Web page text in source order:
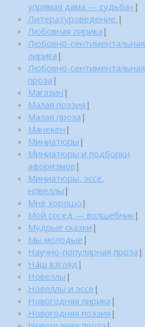
упрямая дама — судьба» |
Литературоведение. |
Любовная лирика |
Любовно-сентиментальная
лирика |
Любовно-сентиментальная
проза |
Магазин |
Малая поэзия |
Малая проза |
Манекен |
Миниатюры |
Миниатюры и подборки
афоризмов |
Миниатюры, эссе,
новеллы |
Мне хорошо |
Мой сосед — волшебник|
Мудрые сказки |
Мы молодые |
Научно-популярная проза |
Наш взгляд |
Новеллы |
Новеллы и эссе |
Новогодняя лирика |
Новогодняя поэзия |